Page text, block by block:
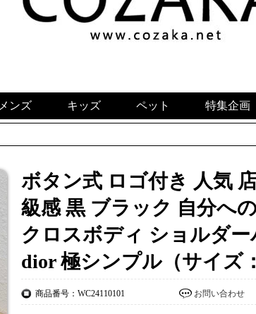
メンズ キッズ ペット 特集企画
ボタン式 ロゴ付き 人気
級感 黒 ブラック 自分へ
クロスボディ ショルダ
dior 極シンプル（サイズ
商品番号：WC24110101 お問い合わせ